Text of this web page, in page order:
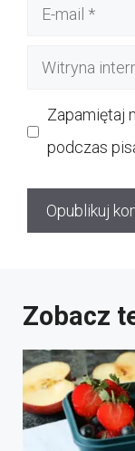
Witryna
Zapamiętaj
podczas
Zobacz